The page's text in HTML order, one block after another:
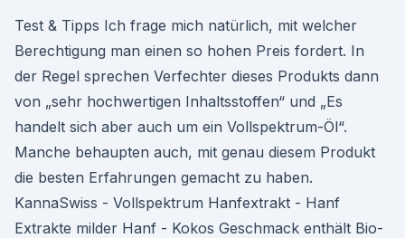
Test & Tipps Ich frage mich natürlich, mit welcher
Berechtigung man einen so hohen Preis fordert. In
der Regel sprechen Verfechter dieses Produkts dann
von „sehr hochwertigen Inhaltsstoffen“ und „Es
handelt sich aber auch um ein Vollspektrum-Öl“.
Manche behaupten auch, mit genau diesem Produkt
die besten Erfahrungen gemacht zu haben.
KannaSwiss - Vollspektrum Hanfextrakt - Hanf
Extrakte milder Hanf - Kokos Geschmack enthält Bio-